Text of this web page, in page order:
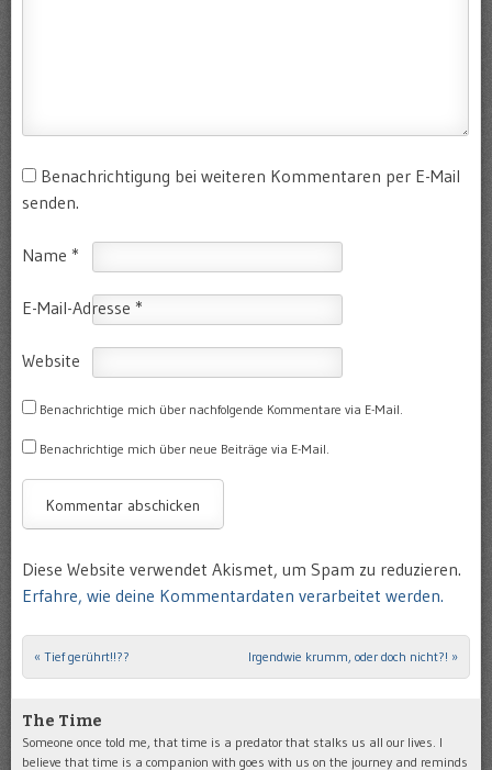
Benachrichtigung bei weiteren Kommentaren per E-Mail
senden.
Name *
E-Mail-Adresse *
Website
Benachrichtige mich über nachfolgende Kommentare via E-Mail.
Benachrichtige mich über neue Beiträge via E-Mail.
Diese Website verwendet Akismet, um Spam zu reduzieren.
Erfahre, wie deine Kommentardaten verarbeitet werden.
Post navigation
« Tief gerührt!!?? Irgendwie krumm, oder doch nicht?! »
The Time
Someone once told me, that time is a predator that stalks us all our lives. I
believe that time is a companion with goes with us on the journey and reminds